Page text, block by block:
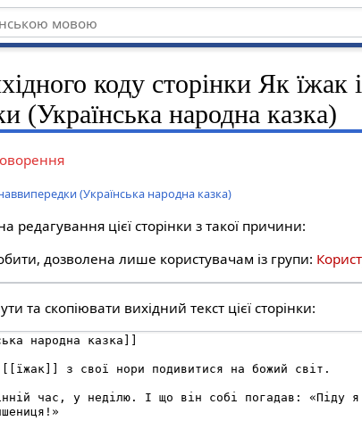
коду сторінки Як їжак
(Українська народна казка)
(Українська народна казка)
редагування цієї сторінки з такої причини:
дозволена лише користувачам із групи:
та скопіювати вихідний текст цієї сторінки: